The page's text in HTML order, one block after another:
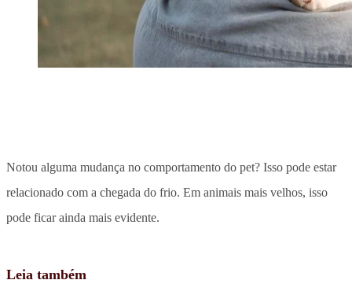
Notou alguma mudança no comportamento do pet? Isso pode estar
relacionado com a chegada do frio. Em animais mais velhos, isso
pode ficar ainda mais evidente.
Leia também